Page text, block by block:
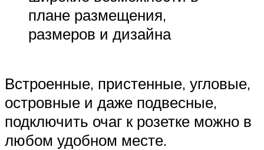
плане размещения,
размеров и дизайна
Встроенные, пристенные, угловые,
островные и даже подвесные,
подключить очаг к розетке можно в
любом удобном месте.